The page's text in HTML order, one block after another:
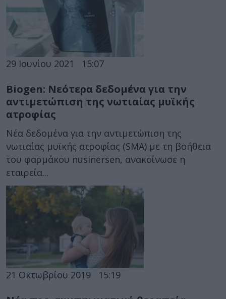
29 Ιουνίου 2021 15:07
Biogen: Νεότερα δεδομένα για την
αντιμετώπιση της νωτιαίας μυϊκής
ατροφίας
Νέα δεδομένα για την αντιμετώπιση της
νωτιαίας μυϊκής ατροφίας (SMA) με τη βοήθεια
του φαρμάκου nusinersen, ανακοίνωσε η
εταιρεία...
21 Οκτωβρίου 2019 15:19